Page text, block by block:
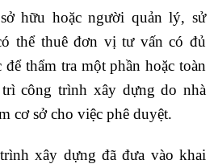
hữu hoặc người quản lý, sử
thể thuê đơn vị tư vấn có đủ
thẩm tra một phần hoặc toàn
công trình xây dựng do nhà
cơ sở cho việc phê duyệt.
xây dựng đã đưa vào khai